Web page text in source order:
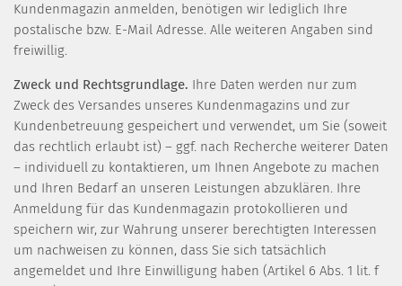
Kundenmagazin anmelden, benötigen wir lediglich Ihre
postalische bzw. E-Mail Adresse. Alle weiteren Angaben sind
freiwillig.
Zweck und Rechtsgrundlage. Ihre Daten werden nur zum
Zweck des Versandes unseres Kundenmagazins und zur
Kundenbetreuung gespeichert und verwendet, um Sie (soweit
das rechtlich erlaubt ist) – ggf. nach Recherche weiterer Daten
– individuell zu kontaktieren, um Ihnen Angebote zu machen
und Ihren Bedarf an unseren Leistungen abzuklären. Ihre
Anmeldung für das Kundenmagazin protokollieren und
speichern wir, zur Wahrung unserer berechtigten Interessen
um nachweisen zu können, dass Sie sich tatsächlich
angemeldet und Ihre Einwilligung haben (Artikel 6 Abs. 1 lit. f